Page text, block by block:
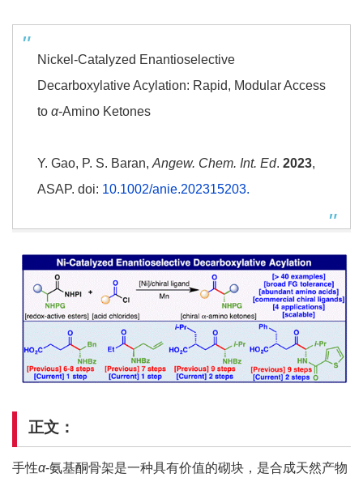
Nickel-Catalyzed Enantioselective
Decarboxylative Acylation: Rapid, Modular Access
to α-Amino Ketones
Y. Gao, P. S. Baran, Angew. Chem. Int. Ed. 2023,
ASAP. doi: 10.1002/anie.202315203.
正文：
手性α-氨基酮骨架是一种具有价值的砌块，是合成天然产物